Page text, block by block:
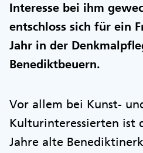
Interesse bei ihm
entschloss sich für ein
Jahr in der
Benediktbeuern.
Vor allem bei Kunst-
Kulturinteressierten ist
Jahre alte